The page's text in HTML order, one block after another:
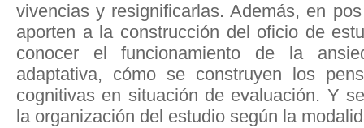
vivencias y resignificarlas. Además, en
aporten a la construcción del oficio de
conocer el funcionamiento de la
adaptativa, cómo se construyen los
cognitivas en situación de evaluación. Y
la organización del estudio según la